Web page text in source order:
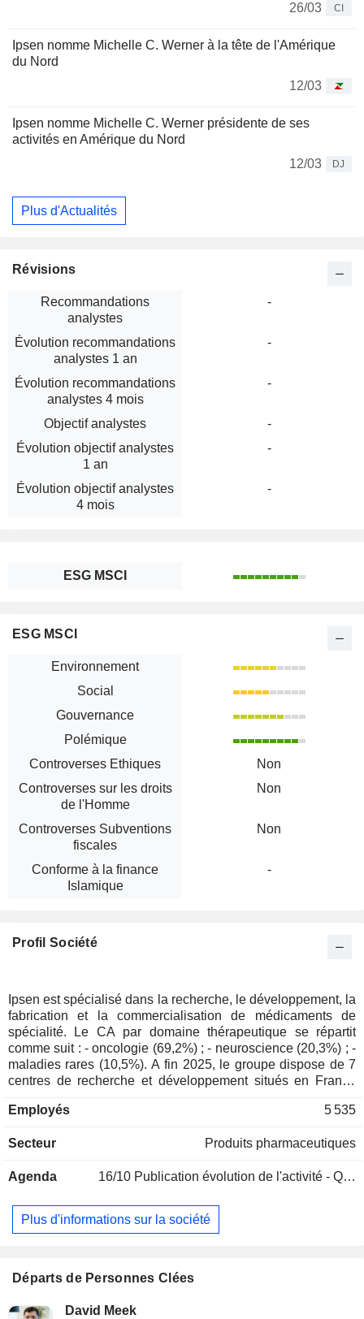
26/03
CI
Ipsen nomme Michelle C. Werner à la tête de l'Amérique
du Nord
12/03
Ipsen nomme Michelle C. Werner présidente de ses
activités en Amérique du Nord
12/03
DJ
Plus d'Actualités
Révisions
Recommandations
analystes
-
Évolution recommandations
analystes 1 an
-
Évolution recommandations
analystes 4 mois
-
Objectif analystes
-
Évolution objectif analystes
1 an
-
Évolution objectif analystes
4 mois
-
ESG MSCI
ESG MSCI
Environnement
Social
Gouvernance
Polémique
Controverses Ethiques
Non
Controverses sur les droits
de l'Homme
Non
Controverses Subventions
fiscales
Non
Conforme à la finance
Islamique
-
Profil Société
Ipsen est spécialisé dans la recherche, le développement, la
fabrication et la commercialisation de médicaments de
spécialité. Le CA par domaine thérapeutique se répartit
comme suit : - oncologie (69,2%) ; - neuroscience (20,3%) ; -
maladies rares (10,5%). A fin 2025, le groupe dispose de 7
centres de recherche et développement situés en France
sites de production dans le monde. La répartition
(31,7%), Etats-Unis (32,9%), Amérique du Nord (2,2%) et
Employés 5 535
Secteur Produits pharmaceutiques
Agenda 16/10 Publication évolution de l'activité - Q3 2026
Plus d'informations sur la société
Départs de Personnes Clées
David Meek